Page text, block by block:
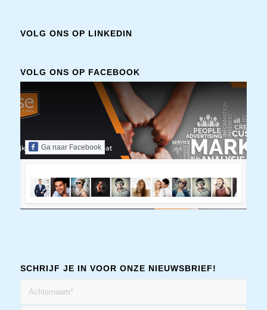
VOLG ONS OP LINKEDIN
VOLG ONS OP FACEBOOK
Ga naar Facebook
SCHRIJF JE IN VOOR ONZE NIEUWSBRIEF!